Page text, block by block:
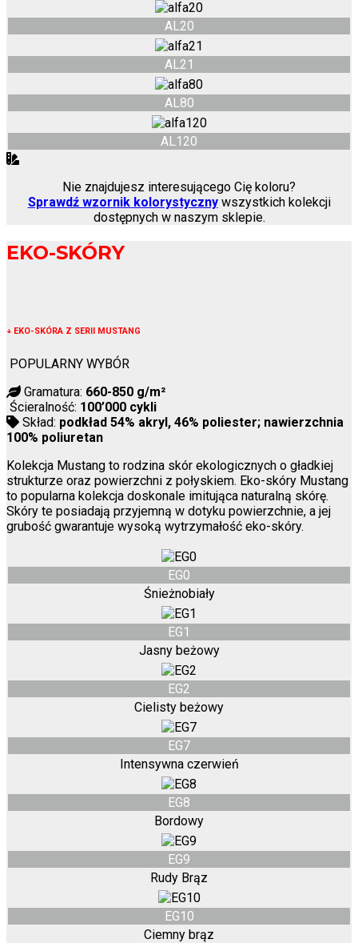
AL20
AL21
AL80
AL120
Nie znajdujesz interesującego Cię koloru?
Sprawdź wzornik kolorystycznywszystkich kolekcji
dostępnych w naszym sklepie.
EKO-SKÓRY
↓ EKO-SKÓRA Z SERII MUSTANG
POPULARNY WYBÓR
Gramatura: 660-850 g/m²
Ścieralność: 100’000 cykli
Skład: podkład 54% akryl, 46% poliester; nawierzchnia
100% poliuretan
Kolekcja Mustang to rodzina skór ekologicznych o gładkiej
strukturze oraz powierzchni z połyskiem. Eko-skóry Mustang
to popularna kolekcja doskonale imitująca naturalną skórę.
Skóry te posiadają przyjemną w dotyku powierzchnie, a jej
grubość gwarantuje wysoką wytrzymałość eko-skóry.
EG0
Śnieżnobiały
EG1
Jasny beżowy
EG2
Cielisty beżowy
EG7
Intensywna czerwień
EG8
Bordowy
EG9
Rudy Brąz
EG10
Ciemny brąz